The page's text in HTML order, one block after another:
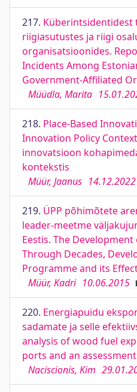
217. Küberintsidentidest
riigiasutustes ja riigi
organisatsioonides.
Incidents Among
Government-Affiliated
Müüdla, Marita
218. Place-Based
Innovation Policy
innovatsioon
kontekstis
Müür, Jaanus 14.12.2022
219. ÜPP põhimõtete
leader-meetme
Eestis. The
Through Decades,
Programme and its
Müür, Kadri 10.06.2015
220. Energiapuidu
sadamate ja selle
analysis of wood fuel
ports and an
Naciscionis, Kim